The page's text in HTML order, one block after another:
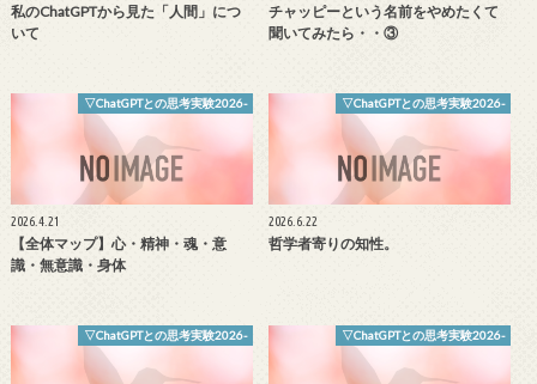
私のChatGPTから見た「人間」につ
いて
チャッピーという名前をやめたくて
聞いてみたら・・③
▽ChatGPTとの思考実験2026-
2026.4.21
【全体マップ】心・精神・魂・意
識・無意識・身体
▽ChatGPTとの思考実験2026-
2026.6.22
哲学者寄りの知性。
▽ChatGPTとの思考実験2026- ▽ChatGPTとの思考実験2026-